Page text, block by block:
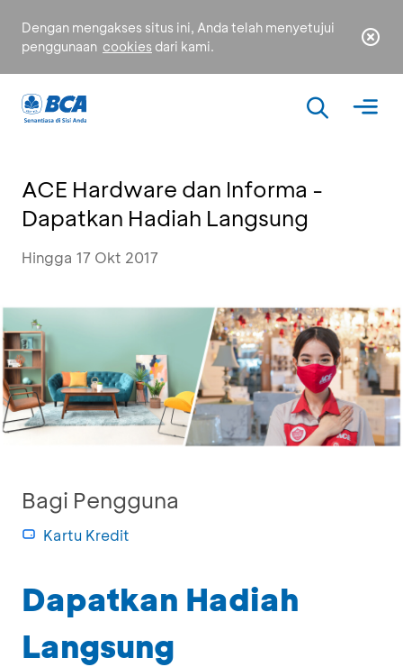
Dengan mengakses situs ini, Anda telah menyetujui
penggunaan cookies dari kami.
ACE Hardware dan Informa -
Dapatkan Hadiah Langsung
Hingga 17 Okt 2017
Bagi Pengguna
Kartu Kredit
Dapatkan Hadiah
Langsung